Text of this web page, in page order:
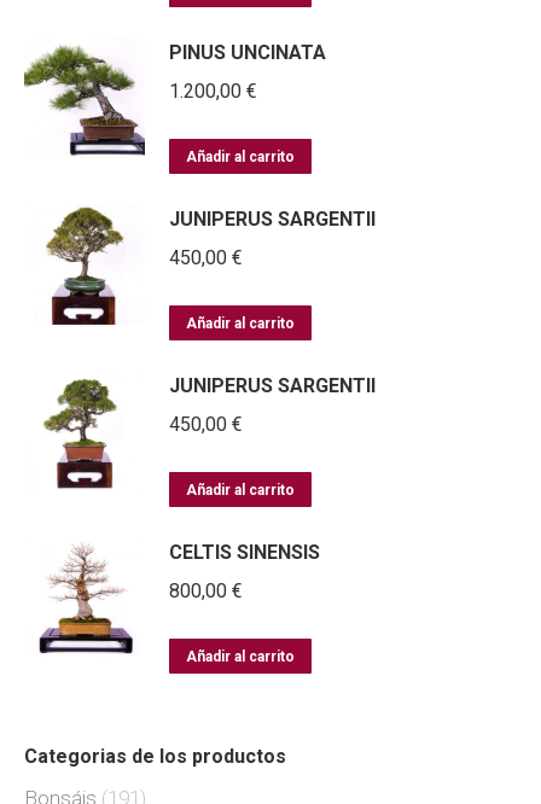
PINUS UNCINATA
1.200,00 €
Añadir al carrito
JUNIPERUS SARGENTII
450,00 €
Añadir al carrito
JUNIPERUS SARGENTII
450,00 €
Añadir al carrito
CELTIS SINENSIS
800,00 €
Añadir al carrito
Categorias de los productos
Bonsáis (191)